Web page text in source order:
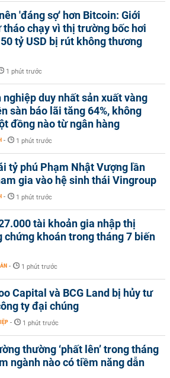
'đáng sợ' hơn Bitcoin: Giới
tháo chạy vì thị trường bốc hơi
tỷ USD bị rút không thương
1 phút trước
nghiệp duy nhất sản xuất vàng
sàn báo lãi tăng 64%, không
đồng nào từ ngân hàng
- 1 phút trước
tỷ phú Phạm Nhật Vượng lần
gia vào hệ sinh thái Vingroup
- 1 phút trước
tài khoản gia nhập thị
chứng khoán trong tháng 7 biến
- 1 phút trước
Capital và BCG Land bị hủy tư
ty đại chúng
- 1 phút trước
thường ‘phất lên’ trong tháng
ngành nào có tiềm năng dẫn